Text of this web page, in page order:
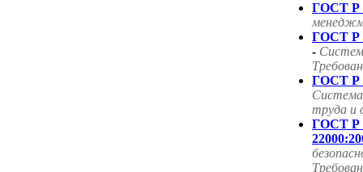
ГОСТ Р
ГОСТ Р
-
ГОСТ Р
труда и
ГОСТ